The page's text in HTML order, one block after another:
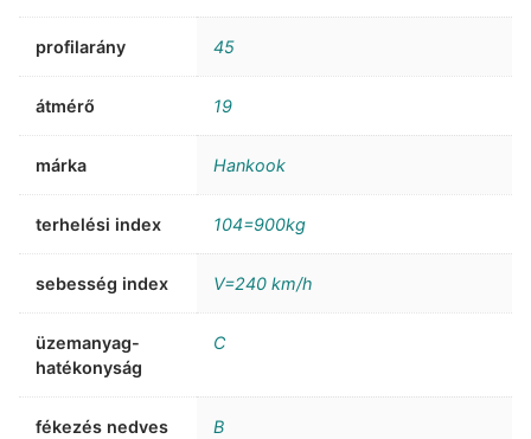
profilarány 45
átmérő 19
márka Hankook
terhelési index 104=900kg
sebesség index V=240 km/h
üzemanyag-
hatékonyság
C
fékezés nedves
B